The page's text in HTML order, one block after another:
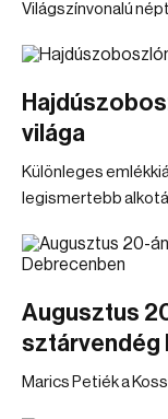
Világszínvonalú
világa
Különleges
legismertebb
Augusztus
sztárvendég
Marics Petiék a